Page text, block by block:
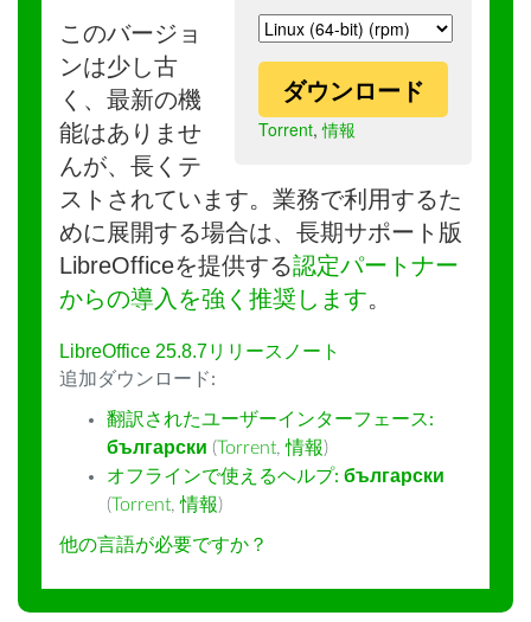
ダウンロード
Torrent,情報
このバージョ
ンは少し古
く、最新の機
能はありませ
んが、長くテ
ストされています。業務で利用するた
めに展開する場合は、長期サポート版
LibreOfficeを提供する認定パートナー
からの導入を強く推奨します。
LibreOffice 25.8.7リリースノート
追加ダウンロード:
翻訳されたユーザーインターフェース:
български (Torrent,情報)
オフラインで使えるヘルプ: български
(Torrent,情報)
他の言語が必要ですか？